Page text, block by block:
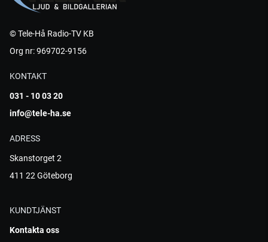
© Tele-Hå Radio-TV KB
Org nr: 969702-9156
KONTAKT
031 - 10 03 20
info@tele-ha.se
ADRESS
Skanstorget 2
411 22 Göteborg
KUNDTJÄNST
Kontakta oss